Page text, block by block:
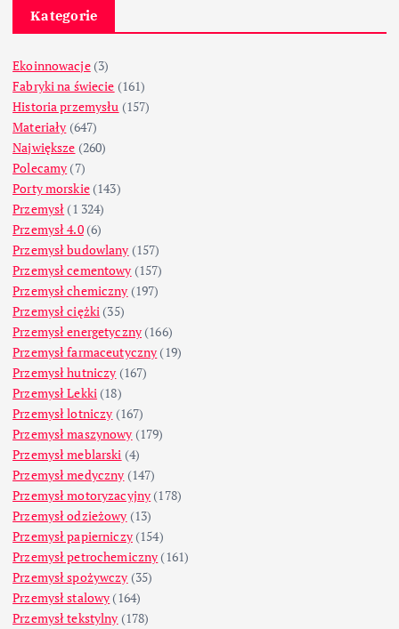
Kategorie
Ekoinnowacje(3)
Fabryki na świecie (161)
Historia przemysłu (157)
Materiały (647)
Największe (260)
Polecamy (7)
Porty morskie(143)
Przemysł (1 324)
Przemysł 4.0(6)
Przemysł budowlany (157)
Przemysł cementowy (157)
Przemysł chemiczny (197)
Przemysł ciężki (35)
Przemysł energetyczny (166)
Przemysł farmaceutyczny (19)
Przemysł hutniczy (167)
Przemysł Lekki (18)
Przemysł lotniczy (167)
Przemysł maszynowy (179)
Przemysł meblarski (4)
Przemysł medyczny (147)
Przemysł motoryzacyjny (178)
Przemysł odzieżowy (13)
Przemysł papierniczy(154)
Przemysł petrochemiczny (161)
Przemysł spożywczy (35)
Przemysł stalowy (164)
Przemysł tekstylny (178)